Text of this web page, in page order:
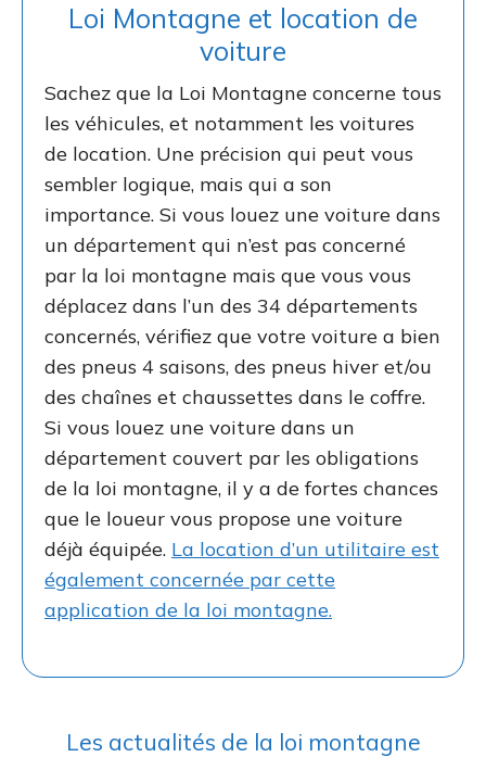
Loi Montagne et location de
voiture
Sachez que la Loi Montagne concerne tous
les véhicules, et notamment les voitures
de location. Une précision qui peut vous
sembler logique, mais qui a son
importance. Si vous louez une voiture dans
un département qui n’est pas concerné
par la loi montagne mais que vous vous
déplacez dans l’un des 34 départements
concernés, vérifiez que votre voiture a bien
des pneus 4 saisons, des pneus hiver et/ou
des chaînes et chaussettes dans le coffre.
Si vous louez une voiture dans un
département couvert par les obligations
de la loi montagne, il y a de fortes chances
que le loueur vous propose une voiture
déjà équipée. La location d’un utilitaire est
également concernée par cette
application de la loi montagne.
Les actualités de la loi montagne